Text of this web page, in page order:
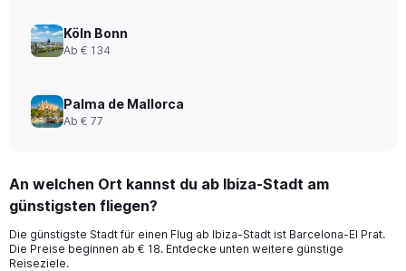
Köln Bonn
Ab € 134
Palma de Mallorca
Ab € 77
An welchen Ort kannst du ab Ibiza-Stadt am
günstigsten fliegen?
Die günstigste Stadt für einen Flug ab Ibiza-Stadt ist Barcelona-El Prat.
Die Preise beginnen ab € 18. Entdecke unten weitere günstige
Reiseziele.